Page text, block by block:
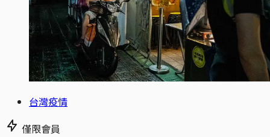
台灣疫情
僅限會員